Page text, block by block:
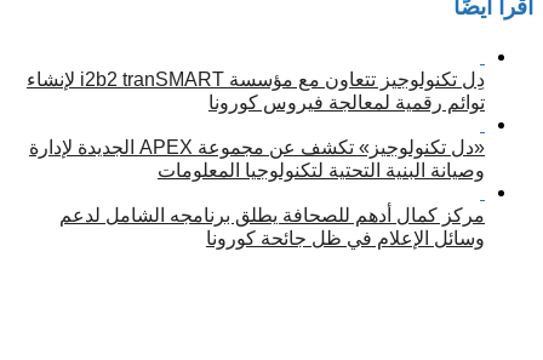
اقرأ أيضًا
دِل تكنولوجيز تتعاون مع مؤسسة i2b2 tranSMART لإنشاء
توائم رقمية لمعالجة فيروس كورونا
«دل تكنولوجيز» تكشف عن مجموعة APEX الجديدة لإدارة
وصيانة البنية التحتية لتكنولوجيا المعلومات
مركز كمال أدهم للصحافة يطلق برنامجه الشامل لدعم
وسائل الإعلام في ظل جائحة كورونا